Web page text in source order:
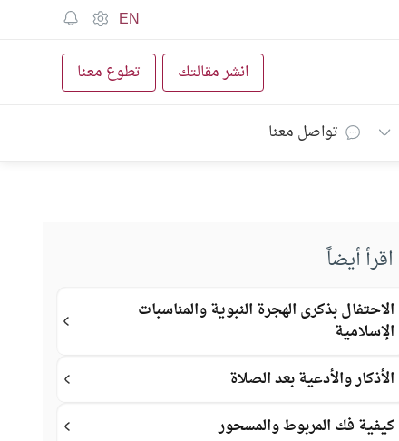
EN
انشر مقالتك تطوع معنا
تواصل معنا
اقرأ أيضاً
الاحتفال بذكرى الهجرة النبوية والمناسبات
الإسلامية
الأذكار والأدعية بعد الصلاة
كيفية فك المربوط والمسحور